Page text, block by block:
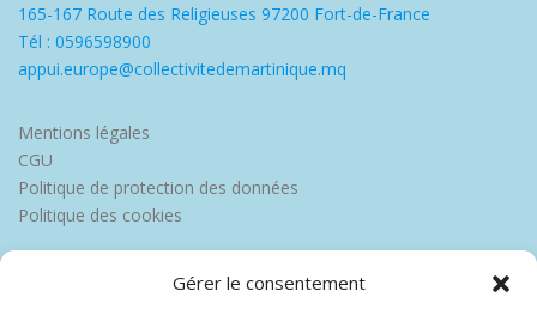
Gérer le consentement
165-167 Route des Religieuses 97200 Fort-de-France
Tél : 0596598900
appui.europe@collectivitedemartinique.mq
Mentions légales
CGU
Politique de protection des données
Politique des cookies